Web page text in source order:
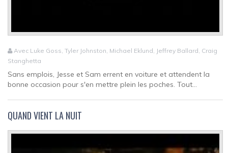
Avec Luke Goss, Tyler Johnston, Michael Eklund, Jeffrey Ballard, Craig
Stanghetta
Sans emplois, Jesse et Sam errent en voiture et attendent la
bonne occasion pour s'en mettre plein les poches. Tout...
QUAND VIENT LA NUIT